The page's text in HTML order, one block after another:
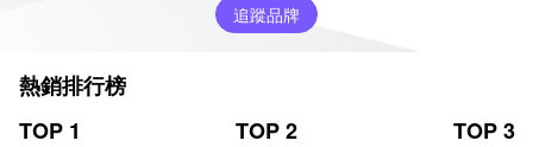
追蹤品牌
熱銷排行榜
TOP 1
TOP 2 TOP 3